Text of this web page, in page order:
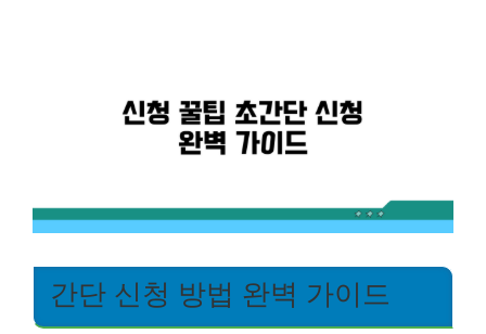
간단 신청 방법 완벽 가이드